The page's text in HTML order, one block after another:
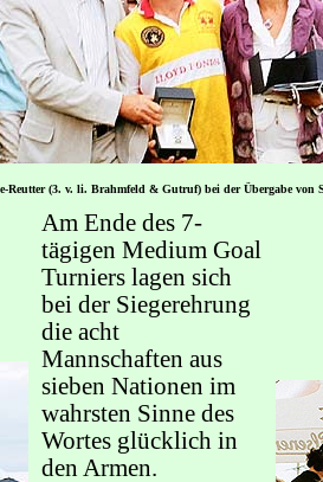
Reutter (3. v. li. Brahmfeld & Gutruf) bei der Übergabe von
Am Ende des 7-
tägigen Medium Goal
Turniers lagen sich
bei der Siegerehrung
die acht
Mannschaften aus
sieben Nationen im
wahrsten Sinne des
Wortes glücklich in
den Armen.